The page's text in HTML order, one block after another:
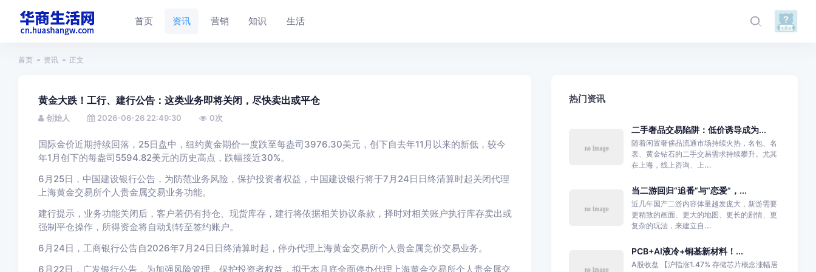
首页 资讯 营销 知识 生活
首页 资讯 正文
黄金大跌！工行、建行公告：这类业务即将关闭，尽快卖出或平仓
创始人 2026-06-26 22:49:30 0次
国际金价近期持续回落，25日盘中，纽约黄金期价一度跌至每盎司3976.30美元，创下自去年11月以来的新低，较今
年1月创下的每盎司5594.82美元的历史高点，跌幅接近30%。
6月25日，中国建设银行公告，为防范业务风险，保护投资者权益，中国建设银行将于7月24日日终清算时起关闭代理
上海黄金交易所个人贵金属交易业务功能。
建行提示，业务功能关闭后，客户若仍有持仓、现货库存，建行将依据相关协议条款，择时对相关账户执行库存卖出或
强制平仓操作，所得资金将自动划转至签约账户。
6月24日，工商银行公告自2026年7月24日日终清算时起，停办代理上海黄金交易所个人贵金属竞价交易业务。
6月22日，广发银行公告，为加强风险管理，保护投资者权益，拟于本月底全面停办代理上海黄金交易所个人贵金属交
热门资讯
二手奢品交易陷阱：低价诱导成为...
随着闲置奢侈品流通市场持续火热，名包、名
表、黄金钻石的二手交易需求持续攀升。尤其
在上海，线上咨询、上...
当二游回归“追番”与“恋爱”，...
近几年国产二游内容体量越发庞大，新游需要
更精致的画面、更大的地图、更长的剧情、更
复杂的玩法，来建立自...
PCB+AI液冷+铜基新材料！...
A股收盘 【沪指涨1.47% 存储芯片概念涨幅居